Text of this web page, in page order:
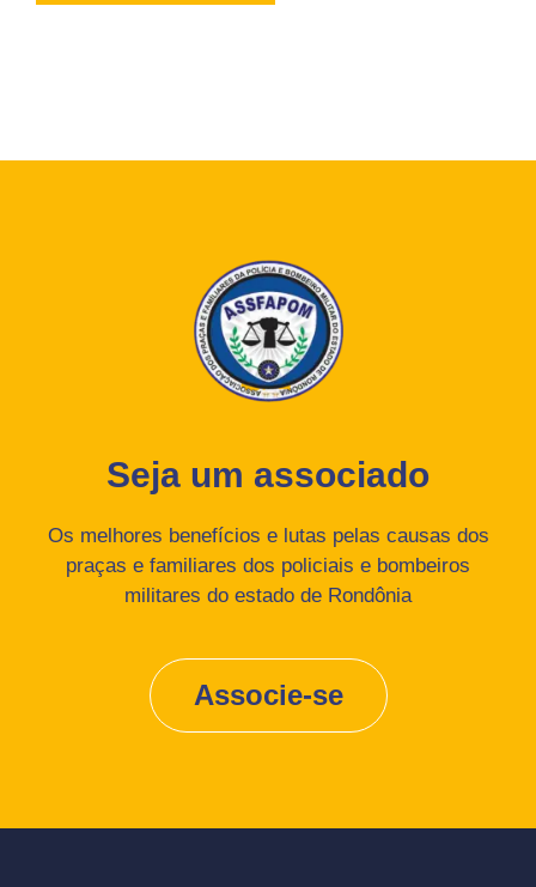
Seja um associado
Os melhores benefícios e lutas pelas causas dos
praças e familiares dos policiais e bombeiros
militares do estado de Rondônia
Associe-se